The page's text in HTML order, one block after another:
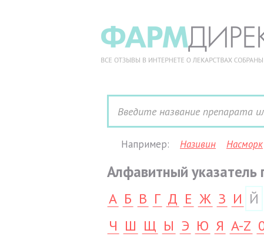
Например: Називин Насморк
Алфавитный указатель
А Б В Г Д Е Ж З И Й
Ч Ш Щ Ы Э Ю Я A-Z